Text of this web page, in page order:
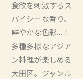
食欲を刺激するス
パイシーな香り、
鮮やかな色彩…！
多種多様なアジア
ン料理が楽しめる
大田区。ジャンル